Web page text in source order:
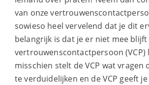
van onze
sowieso heel vervelend dat je dit
belangrijk is dat je er niet mee
vertrouwenscontactpersoon
misschien stelt de VCP wat vragen
te verduidelijken en de VCP geeft